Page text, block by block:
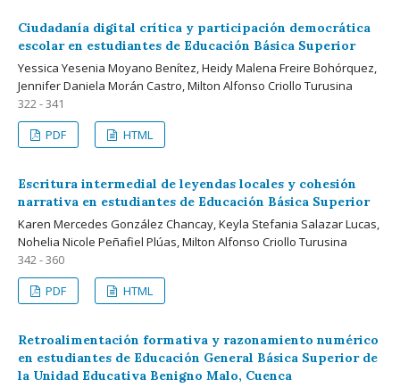
Ciudadanía digital crítica y participación democrática
escolar en estudiantes de Educación Básica Superior
Yessica Yesenia Moyano Benítez, Heidy Malena Freire Bohórquez,
Jennifer Daniela Morán Castro, Milton Alfonso Criollo Turusina
322 - 341
PDF
HTML
Escritura intermedial de leyendas locales y cohesión
narrativa en estudiantes de Educación Básica Superior
Karen Mercedes González Chancay, Keyla Stefania Salazar Lucas,
Nohelia Nicole Peñafiel Plúas, Milton Alfonso Criollo Turusina
342 - 360
PDF
HTML
Retroalimentación formativa y razonamiento numérico
en estudiantes de Educación General Básica Superior de
la Unidad Educativa Benigno Malo, Cuenca